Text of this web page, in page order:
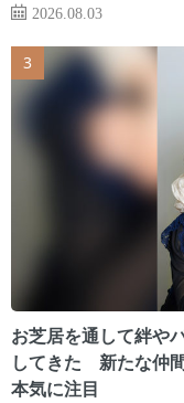
2026.08.03
お芝居を通して絆や
してきた 新たな仲
本気に注目